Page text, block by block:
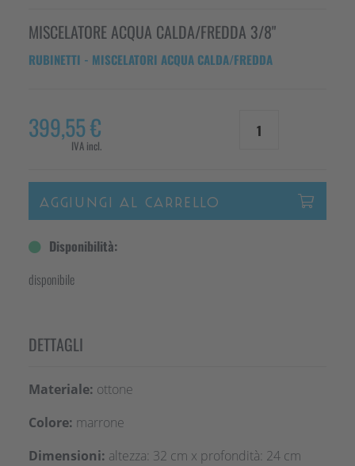
DETTAGLI
Materiale: ottone
Colore: marrone
Dimensioni: altezza: 32 cm x profondità: 24 cm
MISCELATORE ACQUA CALDA/FREDDA 3/8"
RUBINETTI - MISCELATORI ACQUA CALDA/FREDDA
399,55 €
IVA incl.
1
AGGIUNGI AL CARRELLO
Disponibilità:
disponibile